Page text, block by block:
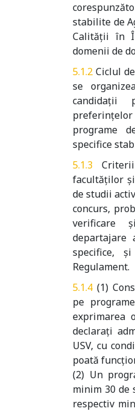
stabilite de
Calităţii în
domenii de
Ciclul
se
candidații
programe
specifice
facultăţilor şi
de studii
concurs,
verificare
departajare
specifice,
Regulament.
(1)
pe
exprimarea
declaraţi
USV, cu
poată
(2) Un
minim 30 de
respectiv